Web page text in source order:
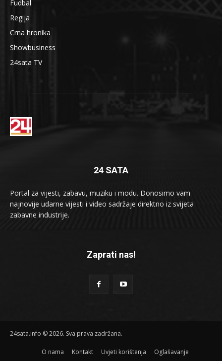
Fudbal
Regija
Crna hronika
Showbusiness
24sata TV
24 SATA
Portal za vijesti, zabavu, muziku i modu. Donosimo vam
najnovije udarne vijesti i video sadržaje direktno iz svijeta
zabavne industrije.
Zaprati nas!
24sata.info © 2026. Sva prava zadržana.
O nama Kontakt Uvjeti korištenja Oglašavanje